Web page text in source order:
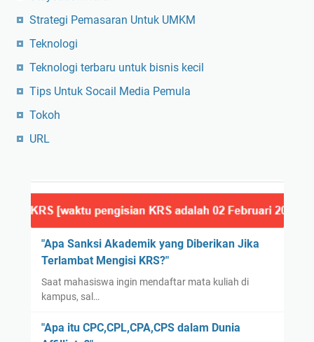
Strategi Pemasaran Untuk UMKM
Teknologi
Teknologi terbaru untuk bisnis kecil
Tips Untuk Socail Media Pemula
Tokoh
URL
"Apa Sanksi Akademik yang Diberikan Jika
Terlambat Mengisi KRS?"
Saat mahasiswa ingin mendaftar mata kuliah di
kampus, sal…
"Apa itu CPC,CPL,CPA,CPS dalam Dunia